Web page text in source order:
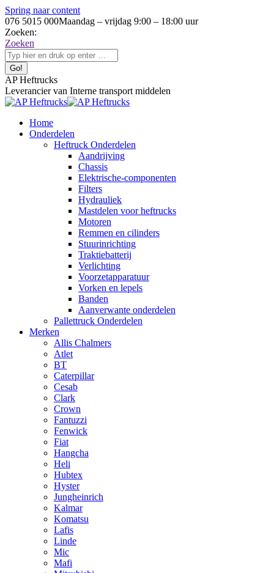
Spring naar content
076 5015 000Maandag – vrijdag 9:00 – 18:00 uur
Zoeken:
Zoeken
AP Heftrucks
Leverancier van Interne transport middelen
Home
Onderdelen
Heftruck Onderdelen
Aandrijving
Chassis
Elektrische-componenten
Filters
Hydrauliek
Mastdelen voor heftrucks
Motoren
Remmen en cilinders
Stuurinrichting
Traktiebatterij
Verlichting
Voorzetapparatuur
Vorken en lepels
Banden
Aanverwante onderdelen
Pallettruck Onderdelen
Merken
Allis Chalmers
Atlet
BT
Caterpillar
Cesab
Clark
Crown
Fantuzzi
Fenwick
Fiat
Hangcha
Heli
Hubtex
Hyster
Jungheinrich
Kalmar
Komatsu
Lafis
Linde
Mic
Mafi